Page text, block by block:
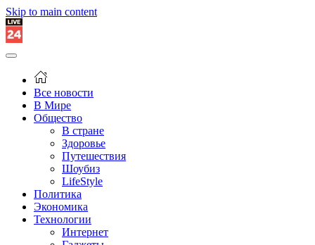
Skip to main content
Все новости
В Мире
Общество
В стране
Здоровье
Путешествия
Шоубиз
LifeStyle
Политика
Экономика
Технологии
Интернет